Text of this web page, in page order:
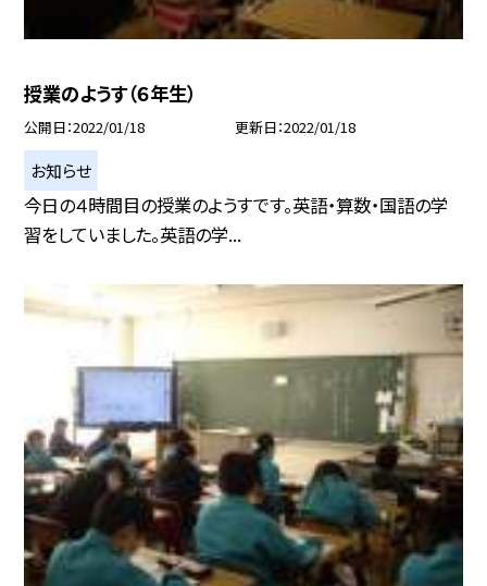
授業のようす（６年生）
公開日 2022/01/18 更新日 2022/01/18
お知らせ
今日の４時間目の授業のようすです。英語・算数・国語の学
習をしていました。英語の学...